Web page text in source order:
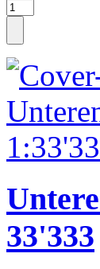
33'333